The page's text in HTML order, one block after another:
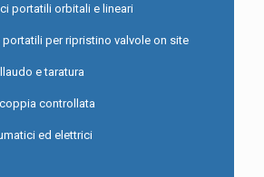
portatili orbitali e lineari
portatili per ripristino valvole on site
e taratura
controllata
ed elettrici